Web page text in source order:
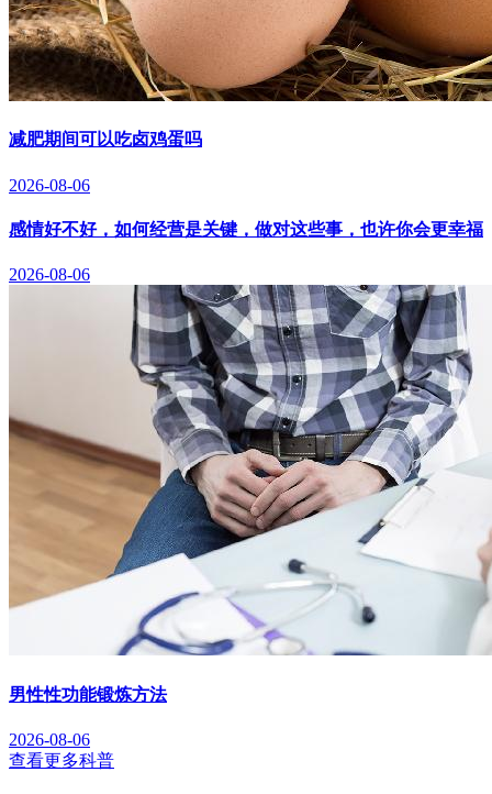
减肥期间可以吃卤鸡蛋吗
2026-08-06
感情好不好，如何经营是关键，做对这些事，也许你会更幸福
2026-08-06
男性性功能锻炼方法
2026-08-06
查看更多科普